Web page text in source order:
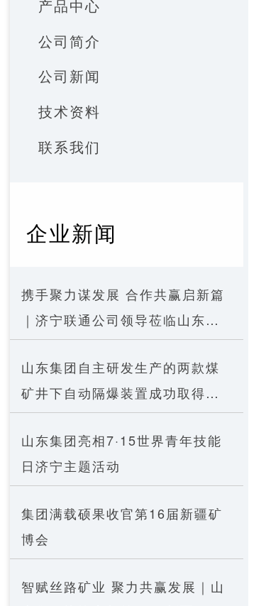
产品中心
公司简介
公司新闻
技术资料
联系我们
企业新闻
携手聚力谋发展 合作共赢启新篇
｜济宁联通公司领导莅临山东集
团考察洽谈合作
山东集团自主研发生产的两款煤
矿井下自动隔爆装置成功取得矿
用产品安全标志证书
山东集团亮相7·15世界青年技能
日济宁主题活动
集团满载硕果收官第16届新疆矿
博会
智赋丝路矿业 聚力共赢发展｜山